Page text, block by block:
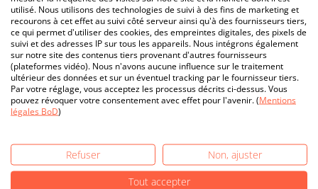
utilisé. Nous utilisons des technologies de suivi à des fins de marketing et
recourons à cet effet au suivi côté serveur ainsi qu'à des fournisseurs tiers,
ce qui permet d'utiliser des cookies, des empreintes digitales, des pixels de
suivi et des adresses IP sur tous les appareils. Nous intégrons également
sur notre site des contenus tiers provenant d'autres fournisseurs
(plateformes vidéo). Nous n'avons aucune influence sur le traitement
ultérieur des données et sur un éventuel tracking par le fournisseur tiers.
Par votre réglage, vous acceptez les processus décrits ci-dessus. Vous
pouvez révoquer votre consentement avec effet pour l'avenir. (Mentions
légales BoD)
Refuser
Non, ajuster
Tout accepter